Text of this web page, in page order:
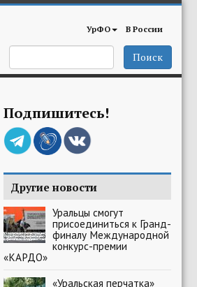
УрФО В России
Поиск
Подпишитесь!
Другие новости
Уральцы смогут
присоединиться к Гранд-
финалу Международной
конкурс-премии
«КАРДО»
«Уральская перчатка»